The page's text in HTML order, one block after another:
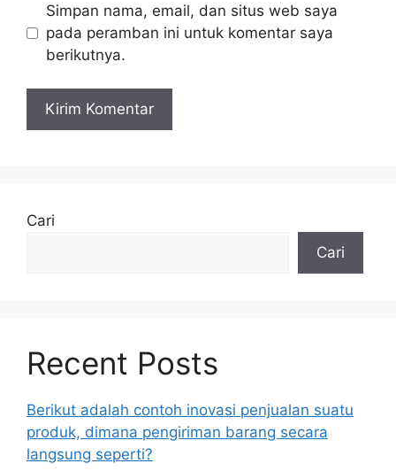
Simpan nama, email, dan situs web saya
pada peramban ini untuk komentar saya
berikutnya.
Cari
Cari
Recent Posts
Berikut adalah contoh inovasi penjualan suatu
produk, dimana pengiriman barang secara
langsung seperti?